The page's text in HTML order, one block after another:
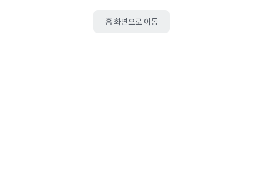
홈 화면으로 이동